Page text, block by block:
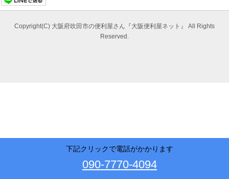
Copyright(C) 大阪府吹田市の便利屋さん『大阪便利屋ネット』 All Rights
Reserved.
下記クリックで電話がかかります
090-7770-4094